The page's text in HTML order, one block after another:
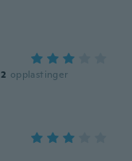
2 opplastinger